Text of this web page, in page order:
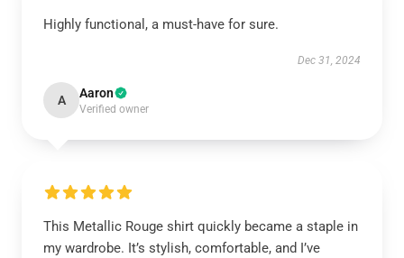
Highly functional, a must-have for sure.
Dec 31, 2024
A Aaron
Verified owner
This Metallic Rouge shirt quickly became a staple in
my wardrobe. It’s stylish, comfortable, and I’ve